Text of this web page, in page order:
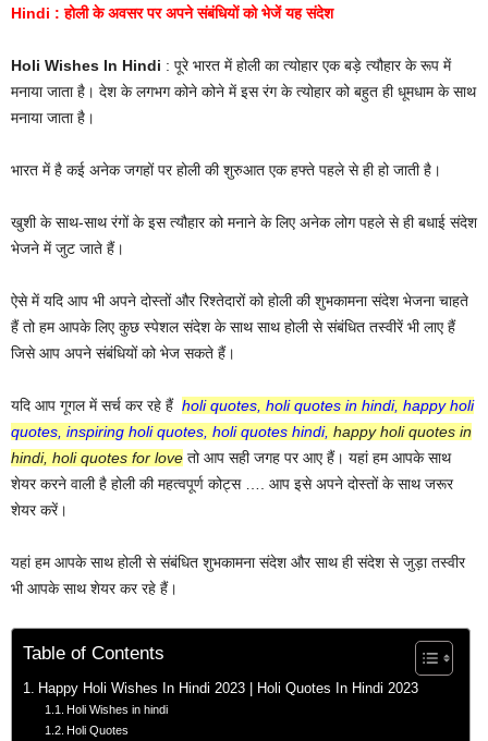
Hindi : होली के अवसर पर अपने संबंधियों को भेजें यह संदेश
Holi Wishes In Hindi : पूरे भारत में होली का त्योहार एक बड़े त्यौहार के रूप में
मनाया जाता है। देश के लगभग कोने कोने में इस रंग के त्योहार को बहुत ही धूमधाम के साथ
मनाया जाता है।
भारत में है कई अनेक जगहों पर होली की शुरुआत एक हफ्ते पहले से ही हो जाती है।
खुशी के साथ-साथ रंगों के इस त्यौहार को मनाने के लिए अनेक लोग पहले से ही बधाई संदेश
भेजने में जुट जाते हैं।
ऐसे में यदि आप भी अपने दोस्तों और रिश्तेदारों को होली की शुभकामना संदेश भेजना चाहते
हैं तो हम आपके लिए कुछ स्पेशल संदेश के साथ साथ होली से संबंधित तस्वीरें भी लाए हैं
जिसे आप अपने संबंधियों को भेज सकते हैं।
यदि आप गूगल में सर्च कर रहे हैं holi quotes, holi quotes in hindi, happy holi
quotes, inspiring holi quotes, holi quotes hindi, happy holi quotes in
hindi, holi quotes for love तो आप सही जगह पर आए हैं। यहां हम आपके साथ
शेयर करने वाली है होली की महत्वपूर्ण कोट्स …. आप इसे अपने दोस्तों के साथ जरूर
शेयर करें।
यहां हम आपके साथ होली से संबंधित शुभकामना संदेश और साथ ही संदेश से जुड़ा तस्वीर
भी आपके साथ शेयर कर रहे हैं।
Table of Contents
Happy Holi Wishes In Hindi 2023 | Holi Quotes In Hindi 2023
Holi Wishes in hindi
Holi Quotes